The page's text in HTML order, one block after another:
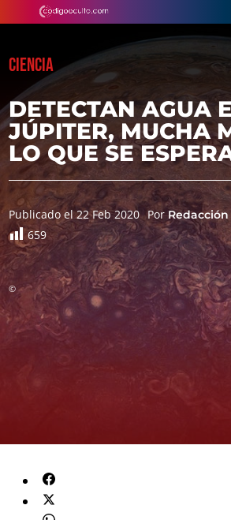
CIENCIA
DETECTAN AGUA
JÚPITER, MUCHA
LO QUE SE
Publicado el 22 Feb 2020 PorRedacción
659
©